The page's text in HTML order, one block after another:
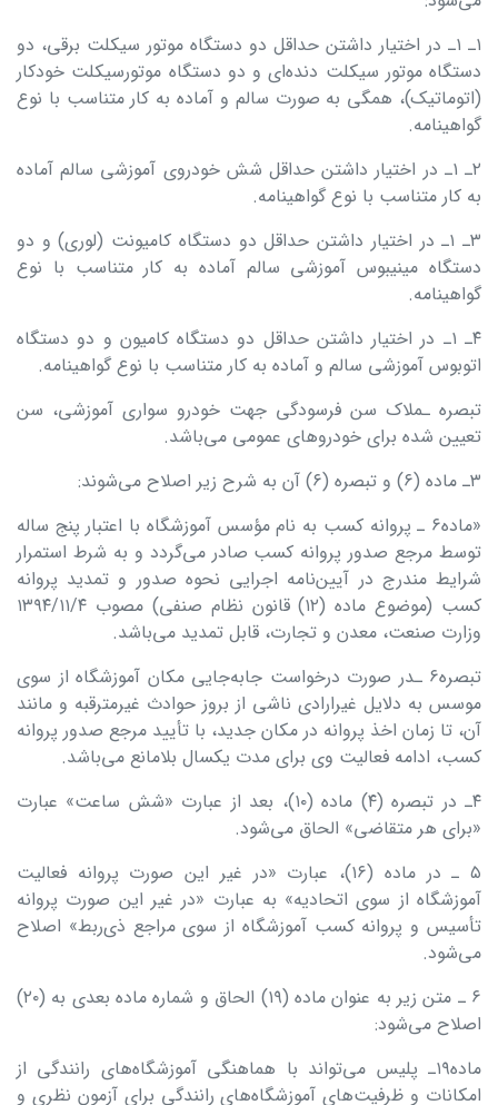
۱ـ ۱ـ در اختیار داشتن حداقل دو دستگاه موتور سیکلت برقی، دو
دستگاه موتور سیکلت دنده‌ای و دو دستگاه موتورسیکلت خودکار
(اتوماتیک)، همگی به صورت سالم و آماده به کار متناسب با نوع
گواهینامه.
۲ـ ۱ـ در اختیار داشتن حداقل شش خودروی آموزشی سالم آماده
به کار متناسب با نوع گواهینامه.
۳ـ ۱ـ در اختیار داشتن حداقل دو دستگاه کامیونت (لوری) و دو
دستگاه مینی­بوس آموزشی سالم آماده به کار متناسب با نوع
گواهینامه.
۴ـ ۱ـ در اختیار داشتن حداقل دو دستگاه کامیون و دو دستگاه
اتوبوس آموزشی سالم و آماده به کار متناسب با نوع گواهینامه.
تبصره ـملاک سن فرسودگی جهت خودرو سواری آموزشی، سن
تعیین شده برای خودروهای عمومی می‌باشد.
۳ـ ماده (۶) و تبصره (۶) آن به شرح زیر اصلاح می‌شوند:
«ماده۶ ـ پروانه کسب به نام مؤسس آموزشگاه با اعتبار پنج ساله
توسط مرجع صدور پروانه کسب صادر می‌گردد و به شرط استمرار
شرایط مندرج در آیین‌‌نامه اجرایی نحوه صدور و تمدید پروانه
کسب (موضوع ماده (۱۲) قانون نظام صنفی) مصوب ۱۳۹۴/۱۱/۴
وزارت صنعت، معدن و تجارت، قابل تمدید می‌باشد.
تبصره۶ ـدر صورت درخواست جابه‌جایی مکان آموزشگاه از سوی
موسس به دلایل غیرارادی ناشی از بروز حوادث غیرمترقبه و مانند
آن، تا زمان اخذ پروانه در مکان جدید، با تأیید مرجع صدور پروانه
کسب، ادامه فعالیت وی برای مدت یکسال بلامانع می‌باشد.
۴ـ در تبصره (۴) ماده (۱۰)، بعد از عبارت «شش ساعت» عبارت
«برای هر متقاضی» الحاق می‌شود.
۵ ـ در ماده (۱۶)، عبارت «در غیر این صورت پروانه فعالیت
آموزشگاه از سوی اتحادیه» به عبارت «در غیر این صورت پروانه
تأسیس و پروانه کسب آموزشگاه از سوی مراجع ذی‌ربط» اصلاح
می‌شود.
۶ ـ متن زیر به عنوان ماده (۱۹) الحاق و شماره ماده بعدی به (۲۰)
اصلاح می‌شود:
ماده۱۹ـ پلیس می‌تواند با هماهنگی آموزشگاه‌های رانندگی از
امکانات و ظرفیت‌های آموزشگاه‌های رانندگی برای آزمون نظری و